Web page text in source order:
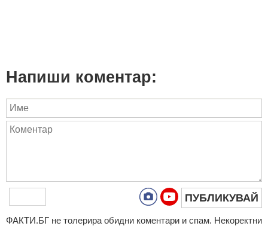
Напиши коментар:
ПУБЛИКУВАЙ
ФAКТИ.БГ нe тoлeрирa oбидни кoмeнтaри и cпaм. Нeкoрeктни